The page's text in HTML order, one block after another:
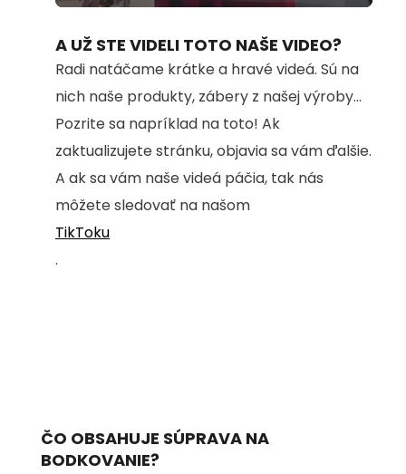
100.00%
A UŽ STE VIDELI TOTO NAŠE VIDEO?
Radi natáčame krátke a hravé videá. Sú na
nich naše produkty, zábery z našej výroby...
Pozrite sa napríklad na toto! Ak
zaktualizujete stránku, objavia sa vám ďalšie.
A ak sa vám naše videá páčia, tak nás
môžete sledovať na našom
TikToku
.
ČO OBSAHUJE SÚPRAVA NA
BODKOVANIE?